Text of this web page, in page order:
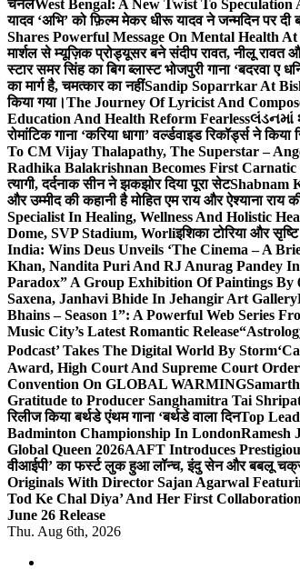
चैनलWest Bengal: A New Twist To
यादव ‘अभि’ को फ़िल्म मेकर धीरू यादव ने जन्मदिन पर दी
Shares Powerful Message On Mental Health
मार्शल से म्यूज़िक प्रोड्यूसर बने संदीप रावत, नीलू रावत
स्टार समर सिंह का बिग ब्लास्ट भोजपुरी गाना ‘बदरवा
का मार्ग है, चमत्कार का नहींSandip Soparrkar At
किया गया।The Journey Of Lyricist And
Education And Health Reform Fearlessલંડનમાં
रोमांटिक गाना ‘करिया धागा’ वर्ल्डवाइड रिकॉर्ड्स ने किया
To CM Vijay Thalapathy, The Superstar –
Radhika Balakrishnan Becomes First
त्यागी, दर्दनाक सीन ने झकझोर दिया पूरा सेटShabnam
और उम्मीद की कहानी है मोहित एम राय और ऐश्याना राय
Specialist In Healing, Wellness And Holistic
Dome, SVP Stadium, Worliइशिका टोरिया और
India: Wins Deus Unveils ‘The Cinema – A
Khan, Nandita Puri And RJ Anurag Pandey
Paradox” A Group Exhibition Of Paintings
Saxena, Janhavi Bhide In Jehangir Art Gallery
Bhains – Season 1”: A Powerful Web Series
Music City’s Latest Romantic Release
Podcast’ Takes The Digital World By Storm
Award, High Court And Supreme Court Order
Convention On GLOBAL WARMING
Gratitude to Producer Sanghamitra Tai
रिलीज किया बर्थडे एंथम गाना ‘बर्थडे वाला दिनTop
Badminton Championship In LondonRamesh
Global Queen 2026AAFT Introduces
वीआईपी’ का फर्स्ट लुक हुआ लॉन्च, इंदु सेन और बबलू
Originals With Director Sajan Agarwal
Tod Ke Chal Diya’ And Her First
June 26 Release
Thu. Aug 6th, 2026